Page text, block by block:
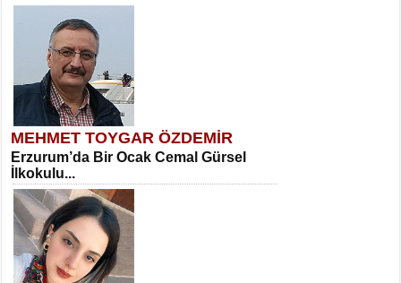
MEHMET TOYGAR ÖZDEMİR
Erzurum’da Bir Ocak Cemal Gürsel
İlkokulu...